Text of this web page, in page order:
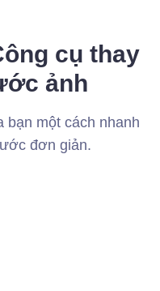
cụ thay
ảnh
bạn một cách nhanh
đơn giản.